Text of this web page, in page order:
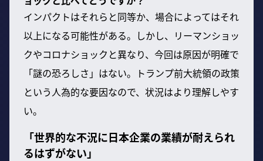
インパクトはそれらと同等か、場合によってはそれ
以上になる可能性がある。しかし、リーマンショッ
クやコロナショックと異なり、今回は原因が明確で
「謎の恐ろしさ」はない。トランプ前大統領の政策
という人為的な要因なので、状況はより理解しやす
い。
「世界的な不況に日本企業の業績が耐えられ
るはずがない」